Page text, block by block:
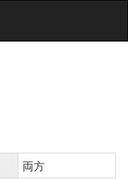
両方